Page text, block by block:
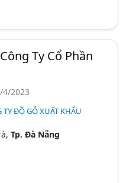
Ty Cổ Phần
2023
ĐỒ GỖ XUẤT KHẨU
Tp. Đà Nẵng